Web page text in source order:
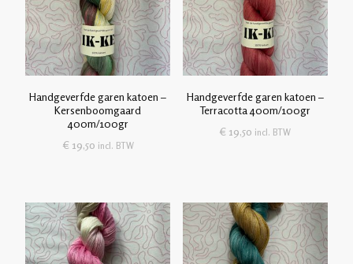
Handgeverfde garen katoen –
Kersenboomgaard
400m/100gr
€ 19,50 incl. BTW
Handgeverfde garen katoen –
Terracotta 400m/100gr
€ 19,50 incl. BTW